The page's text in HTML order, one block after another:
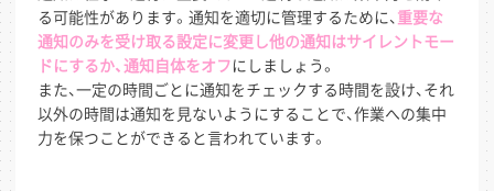
る可能性があります。通知を適切に管理するために、 重要な
通知のみを受け取る設定に変更し他の通知はサイレントモー
ドにするか、通知自体をオフにしましょう。
また、一定の時間ごとに通知をチェックする時間を設け、それ
以外の時間は通知を見ないようにすることで、作業への集中
力を保つことができると言われています。